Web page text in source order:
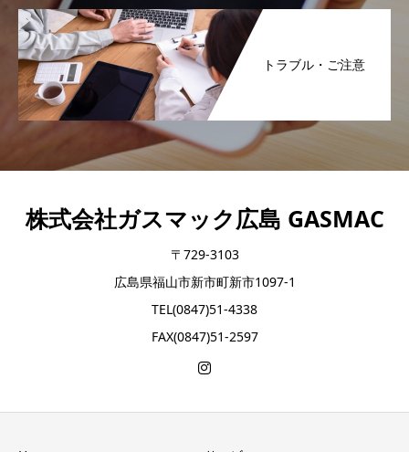
トラブル・ご注意
株式会社ガスマック広島 GASMAC
〒729-3103
広島県福山市新市町新市1097-1
TEL(0847)51-4338
FAX(0847)51-2597